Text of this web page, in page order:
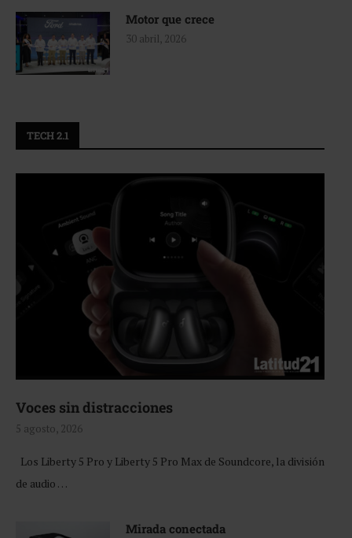
Motor que crece
30 abril, 2026
TECH 2.1
Voces sin distracciones
5 agosto, 2026
Los Liberty 5 Pro y Liberty 5 Pro Max de Soundcore, la división
de audio …
Mirada conectada